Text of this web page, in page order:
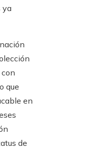
ya
que
en
de